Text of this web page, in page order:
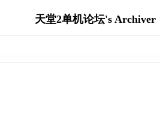
天堂2单机论坛's Archiver